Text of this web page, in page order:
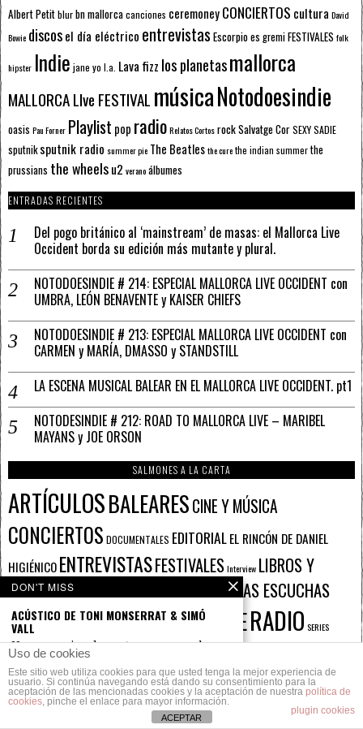
Albert Petitblurbn mallorcacanciones ceremoneyCONCIERTOS cultura David
Bowie discosel día eléctrico entrevistas Escorpioes gremiFESTIVALES folk
hipster Indie jane yo l.a. Lava fizz los planetasmallorca
MALLORCA LIve FESTIVAL músicaNotodoesindie
oasis Pau Forner Playlist pop radioRelatos CortosrockSalvatge CorSEXY SADIE
sputnik sputnik radio summer pie The Beatlesthe curethe indian summerthe
prussians the wheelsu2 veranoálbumes
ENTRADAS RECIENTES
Del pogo británico al ‘mainstream’ de masas: el Mallorca Live
Occident borda su edición más mutante y plural.
NOTODOESINDIE # 214: ESPECIAL MALLORCA LIVE OCCIDENT con
UMBRA, LEÓN BENAVENTE y KAISER CHIEFS
NOTODOESINDIE # 213: ESPECIAL MALLORCA LIVE OCCIDENT con
CARMEN y MARÍA, DMASSO y STANDSTILL
LA ESCENA MUSICAL BALEAR EN EL MALLORCA LIVE OCCIDENT. pt1
NOTODESINDIE # 212: ROAD TO MALLORCA LIVE – MARIBEL
MAYANS y JOE ORSON
SALMONES A LA CARTA
ARTÍCULOSBALEARESCINE Y MÚSICA
CONCIERTOS DOCUMENTALES EDITORIALEL RINCÓN DE DANIEL
HIGIÉNICOENTREVISTASFESTIVALESInterview LIBROS Y
MÚSICAMusic PARA LEER MIENTRAS ESCUCHAS
PHOTOGRAPHIC SOUNDS PORTADA - SLIDERADIO SERIES
SESIONES Y PLAYLISTS
SUPLEMENTO PAPELTOPSVIDEOJUEGOS Y MÚSICAVÍDEOS &
ENTREVISTAS
ÁLBUMES
Uso de cookies
Este sitio web utiliza cookies para que usted tenga la mejor experiencia de
usuario. Si continúa navegando está dando su consentimiento para la
aceptación de las mencionadas cookies y la aceptación de nuestra política de
cookies, pinche el enlace para mayor información.
plugin cookies
ACEPTAR
DON'T MISS
ACÚSTICO DE TONI MONSERRAT & SIMÓ
VALL
Hace aproximadamente un mes en el
POPgrama 51 de radio
MÁS MADE IN MALLORCA (2 DE 3)
Los Valendas: La melodía y la armonía